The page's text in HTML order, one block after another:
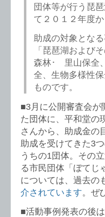
団体等が行う琵
て２０１２年度
助成の対象とな
「琵琶湖および
森林･ 里山保全
全、生物多様性
ものです。
■3月に公開審査会が
た団体に、平和堂の
さんから、助成金の
助成を受けてきた3
うちの1団体。その
る市民団体「ぼてじ
については、過去の
介されています。ぜ
■活動事例発表の後